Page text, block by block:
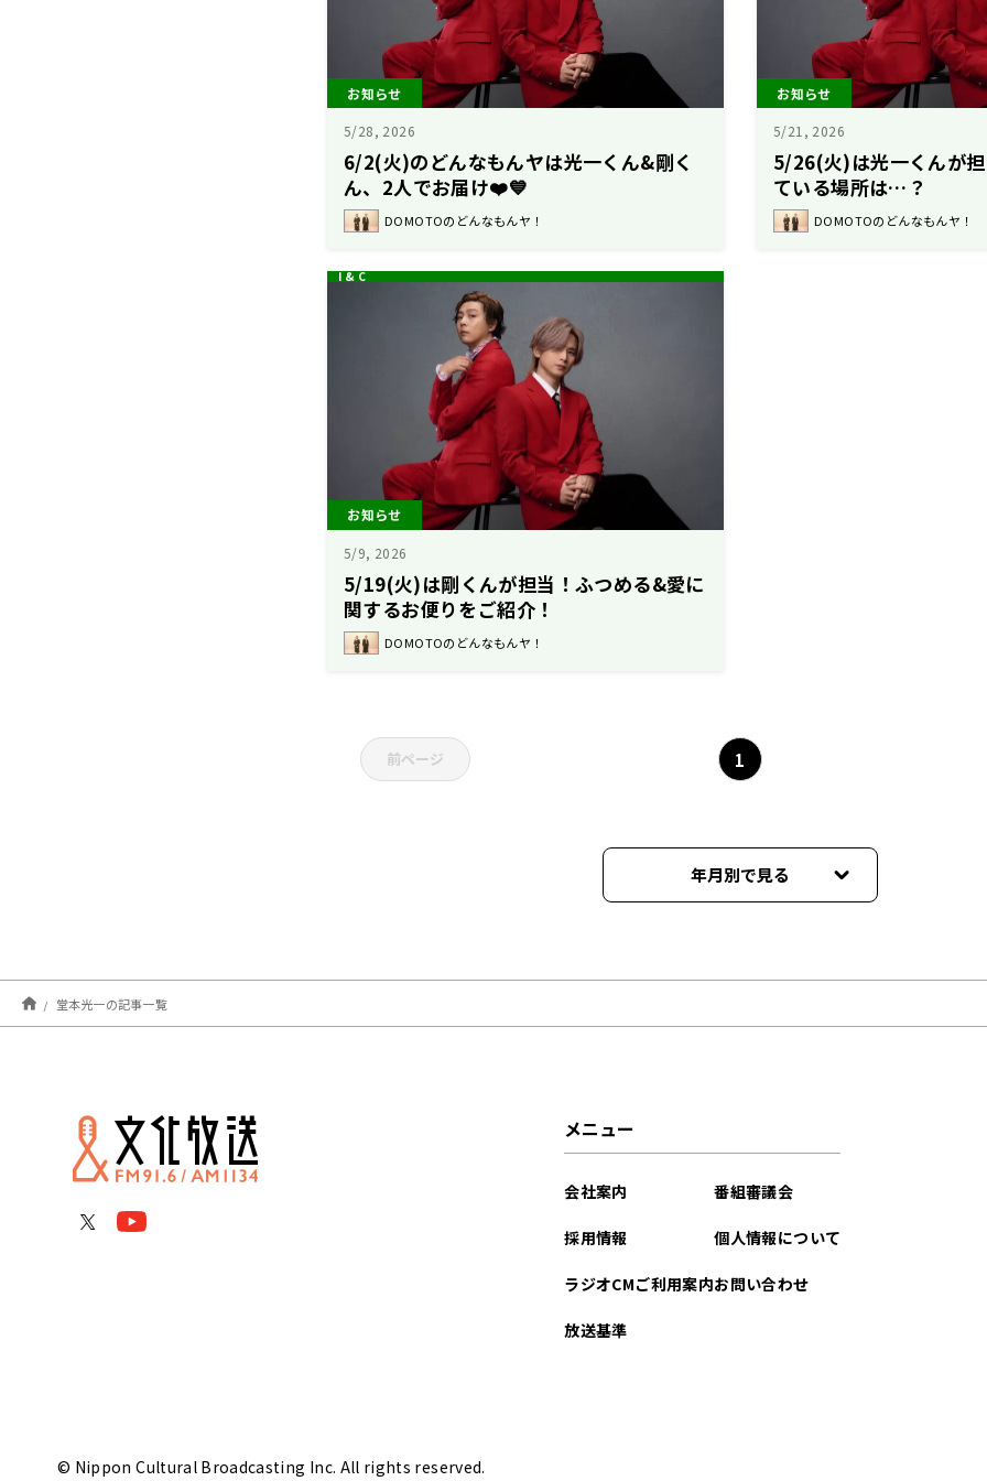
お知らせ
5/28, 2026
6/2(火)のどんなもんヤは光一くん&剛く
ん、2人でお届け❤️💙
DOMOTOのどんなもんヤ！
お知らせ
5/21, 2026
5/26(火)は光一くんが
ている場所は…？
DOMOTOのどんなもんヤ！
お知らせ
5/9, 2026
5/19(火)は剛くんが担当！ふつめる&愛に
関するお便りをご紹介！
DOMOTOのどんなもんヤ！
前ページ 1
年月別で見る
2026年04月
2026年03月
堂本光一の記事一覧
メニュー
会社案内
採用情報
ラジオCMご利用案内
放送基準
番組審議会
個人情報について
お問い合わせ
© Nippon Cultural Broadcasting Inc. All rights reserved.